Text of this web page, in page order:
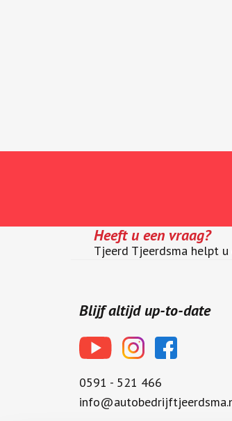
Blijf altijd up-to-date
0591 - 521 466